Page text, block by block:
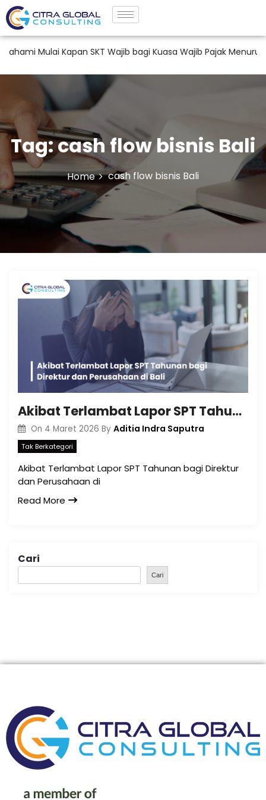
Mulai Kapan SKT Wajib bagi Kuasa Wajib Pajak Menurut
Tag:cash flow bisnis Bali
Home cash flow bisnis Bali
Akibat Terlambat Lapor SPT Tahunan bagi Direktur dan Perusahaan di Bali
On 4 Maret 2026 By Aditia Indra Saputra
Tak Berkategori
Akibat Terlambat Lapor SPT Tahunan bagi Direktur
dan Perusahaan di
Read More
Cari
Cari